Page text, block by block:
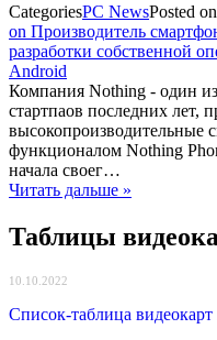
CategoriesPC NewsPosted on
on Производитель
разработки собственной
Android
Компания Nothing - один
стартпаов последних лет,
высокопроизводительные
функционалом Nothing
начала своег…
Читать дальше »
Таблицы
10.10.2022
Список-таблица